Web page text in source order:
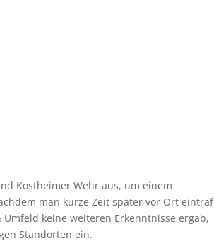
Kostheimer Wehr aus, um einem
man kurze Zeit später vor Ort eintraf
keine weiteren Erkenntnisse ergab,
Standorten ein.